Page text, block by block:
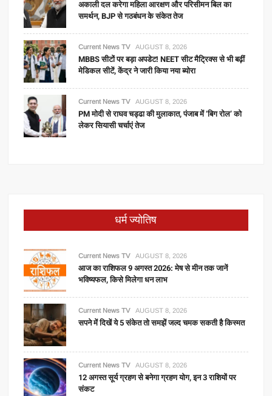
अकाली दल करेगा महिला आरक्षण और परिसीमन बिल का
समर्थन, BJP से गठबंधन के संकेत तेज
Current News TV AUGUST 8, 2026
MBBS सीटों पर बड़ा अपडेट! NEET सीट मैट्रिक्स से भी बढ़ीं
मेडिकल सीटें, केंद्र ने जारी किया नया ब्योरा
Current News TV AUGUST 8, 2026
PM मोदी से राघव चड्ढा की मुलाकात, पंजाब में ‘बिग रोल’ को
लेकर सियासी चर्चाएं तेज
धर्म ज्योतिष
Current News TV AUGUST 8, 2026
आज का राशिफल 9 अगस्त 2026: मेष से मीन तक जानें
भविष्यफल, किसे मिलेगा धन लाभ
Current News TV AUGUST 8, 2026
सपने में दिखें ये 5 संकेत तो समझें जल्द चमक सकती है किस्मत
Current News TV AUGUST 8, 2026
12 अगस्त सूर्य ग्रहण से बनेगा ग्रहण योग, इन 3 राशियों पर
संकट